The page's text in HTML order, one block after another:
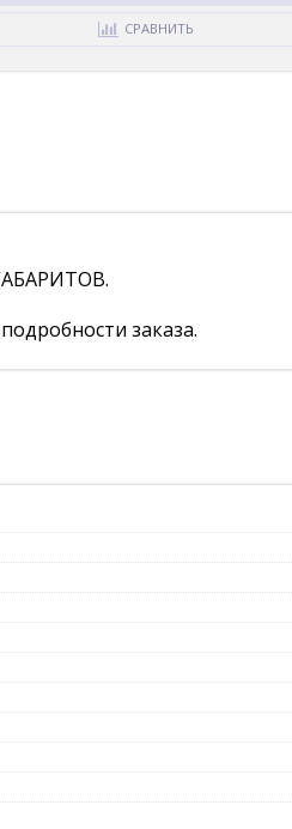
СРАВНИТЬ
заказа.